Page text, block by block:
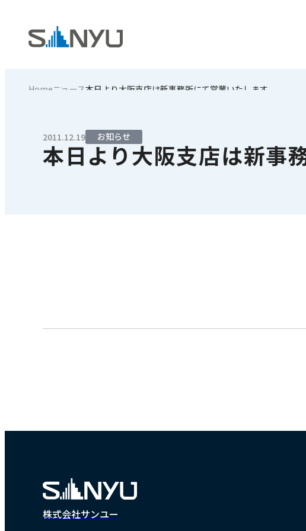
Homeニュース本日より大阪支店は新事務所にて営業いたします。
2011.12.19 お知らせ
本日より大阪支店は新事
株式会社サンユー